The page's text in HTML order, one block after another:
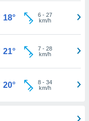
18° 6- 27
km/h
21° 7- 28
km/h
20° 8- 34
km/h